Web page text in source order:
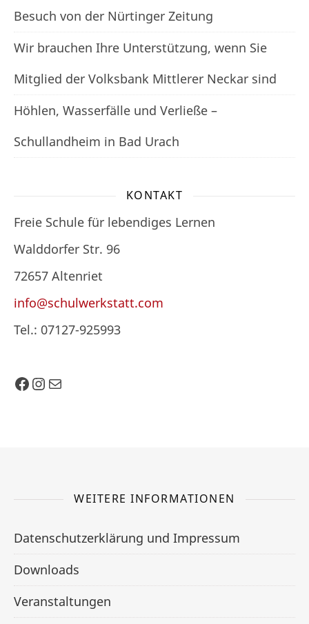
Besuch von der Nürtinger Zeitung
Wir brauchen Ihre Unterstützung, wenn Sie
Mitglied der Volksbank Mittlerer Neckar sind
Höhlen, Wasserfälle und Verließe –
Schullandheim in Bad Urach
KONTAKT
Freie Schule für lebendiges Lernen
Walddorfer Str. 96
72657 Altenriet
info@schulwerkstatt.com
Tel.: 07127-925993
Facebook
Instagram
E-Mail
WEITERE INFORMATIONEN
Datenschutzerklärung und Impressum
Downloads
Veranstaltungen